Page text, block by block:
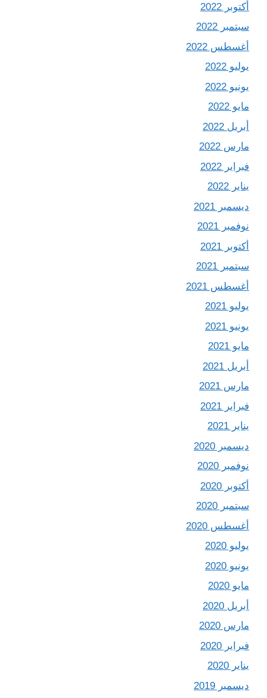
أكتوبر 2022
سبتمبر 2022
أغسطس 2022
يوليو 2022
يونيو 2022
مايو 2022
أبريل 2022
مارس 2022
فبراير 2022
يناير 2022
ديسمبر 2021
نوفمبر 2021
أكتوبر 2021
سبتمبر 2021
أغسطس 2021
يوليو 2021
يونيو 2021
مايو 2021
أبريل 2021
مارس 2021
فبراير 2021
يناير 2021
ديسمبر 2020
نوفمبر 2020
أكتوبر 2020
سبتمبر 2020
أغسطس 2020
يوليو 2020
يونيو 2020
مايو 2020
أبريل 2020
مارس 2020
فبراير 2020
يناير 2020
ديسمبر 2019